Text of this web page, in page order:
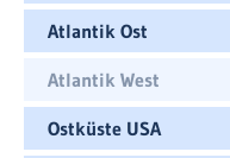
Atlantik Ost
Atlantik West
Ostküste USA